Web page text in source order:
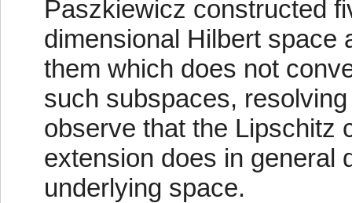
Paszkiewicz constructed
dimensional Hilbert space
them which does not
such subspaces,
observe that the Lipschitz
extension does in general
underlying space.